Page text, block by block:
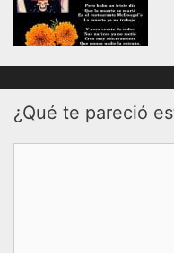
¿Qué te pareció